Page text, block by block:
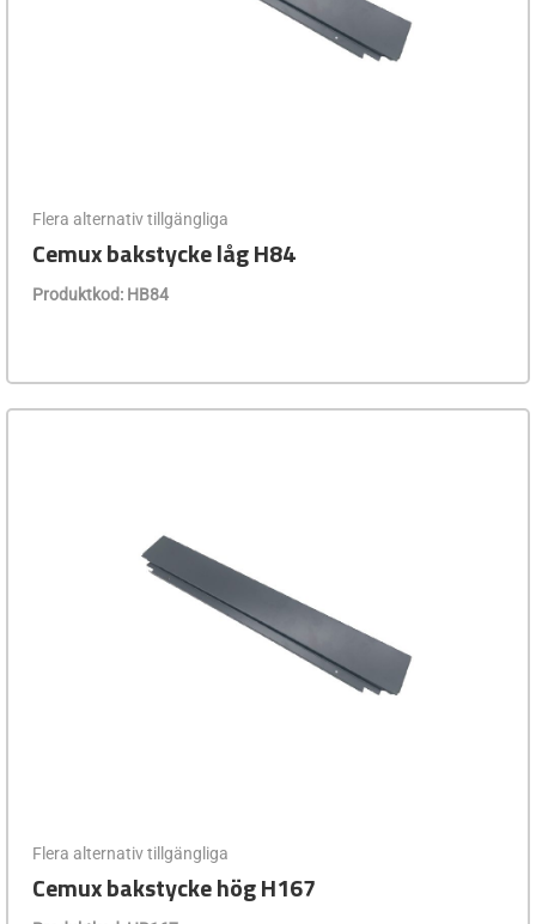
Flera alternativ tillgängliga
Cemux bakstycke låg H84
Produktkod: HB84
Flera alternativ tillgängliga
Cemux bakstycke hög H167